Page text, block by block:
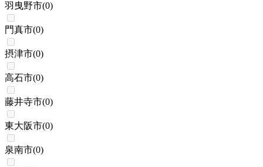
羽曳野市(0)
門真市(0)
摂津市(0)
高石市(0)
藤井寺市(0)
東大阪市(0)
泉南市(0)